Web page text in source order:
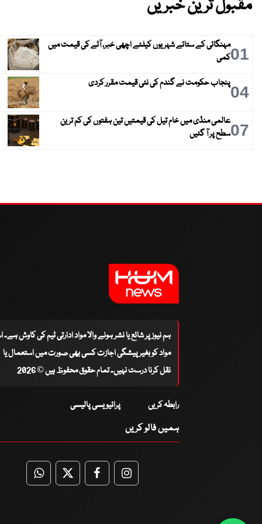
مقبول ترین خبریں
01مہنگائی کے ستائے شہریوں کیلئے اچھی خبر، آٹے کی قیمت میں
کمی
04پنجاب حکومت نے گندم کی نئی قیمت مقرر کردی
07عالمی منڈی میں خام تیل کی قیمتیں تین ہفتوں کی کم ترین
سطح پر آ گئیں
ہم نیوز پر شائع یا نشر ہونے والا مواد ادارتی ٹیم کی کاوش
مواد کو بغیر پیشگی اجازت کسی بھی صورت میں استعمال یا
نقل کرنا درست نہیں۔ تمام حقوق محفوظ ہیں © 2026
رابطہ کریں پرائیویسی پالیسی
ہمیں فالو کریں
WhatsApp
TwitterFacebookFacebook